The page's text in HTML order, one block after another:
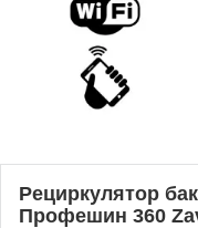
Рециркулятор
Профешин 360